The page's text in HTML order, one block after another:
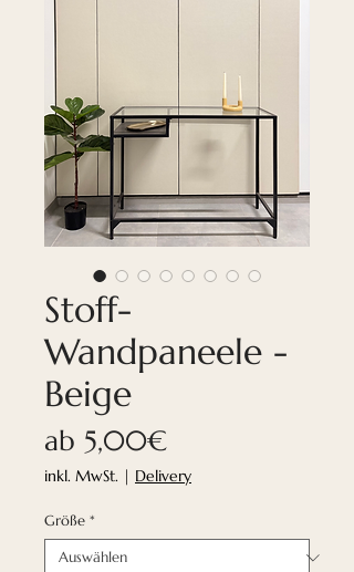
Stoff-
Wandpaneele -
Beige
ab 5,00€Sale-
Preis
inkl. MwSt. | Delivery
Größe *